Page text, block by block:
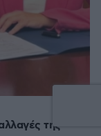
της